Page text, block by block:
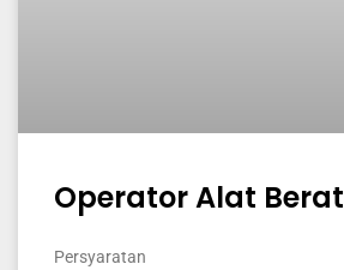
Operator Alat Berat
Persyaratan